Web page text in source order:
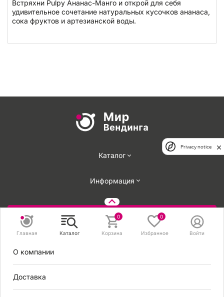
Главная Каталог
0
Корзина
0
Избранное Войти
О компании
Доставка
Встряхни Pulpy Ананас-Манго и открой для себя
удивительное сочетание натуральных кусочков ананаса,
сока фруктов и артезианской воды.
Каталог
Информация
Задать вопрос
Privacy notice